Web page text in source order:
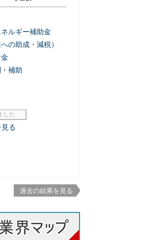
過去の結果を見る